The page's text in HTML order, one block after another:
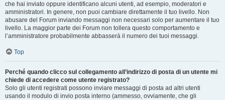
che hai inviato oppure identificano alcuni utenti, ad esempio, moderatori e
amministratori. In genere, non puoi cambiare direttamente il tuo livello. Non
abusare del Forum inviando messaggi non necessari solo per aumentare il tuo
livello. La maggior parte dei Forum non tollera questo comportamento e
l’amministratore probabilmente abbasserà il numero dei tuoi messaggi.
Top
Perché quando clicco sul collegamento all’indirizzo di posta di un utente mi
chiede di accedere come utente registrato?
Solo gli utenti registrati possono inviare messaggi di posta ad altri utenti
usando il modulo di invio posta interno (ammesso, ovviamente, che gli